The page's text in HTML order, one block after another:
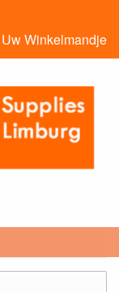
Uw Winkelmandje